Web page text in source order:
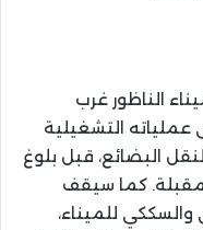
الناظور غرب
عملياته التشغيلية
البضائع، قبل بلوغ
كما سيقف
للميناء،